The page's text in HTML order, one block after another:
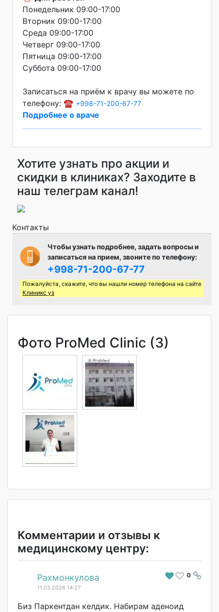
Понедельник 09:00-17:00
Вторник 09:00-17:00
Среда 09:00-17:00
Четверг 09:00-17:00
Пятница 09:00-17:00
Суббота 09:00-17:00
Записаться на приём к врачу вы можете по
телефону: ☎️ +998-71-200-67-77
Подробнее о враче
Хотите узнать про акции и
скидки в клиниках? Заходите в
наш телеграм канал!
Контакты
Чтобы узнать подробнее, задать вопросы и
записаться на прием, звоните по телефону:
+998-71-200-67-77
Пожалуйста, скажите, что вы нашли номер телефона на сайте
Клиникс уз
Фото ProMed Clinic (3)
Комментарии и отзывы к
медицинскому центру:
# 0
Рахмонкулова
11.03.2026 14:27
Биз Паркентдан келдик. Набирам аденоид